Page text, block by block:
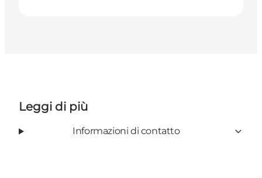
Leggi di più
Informazioni di contatto